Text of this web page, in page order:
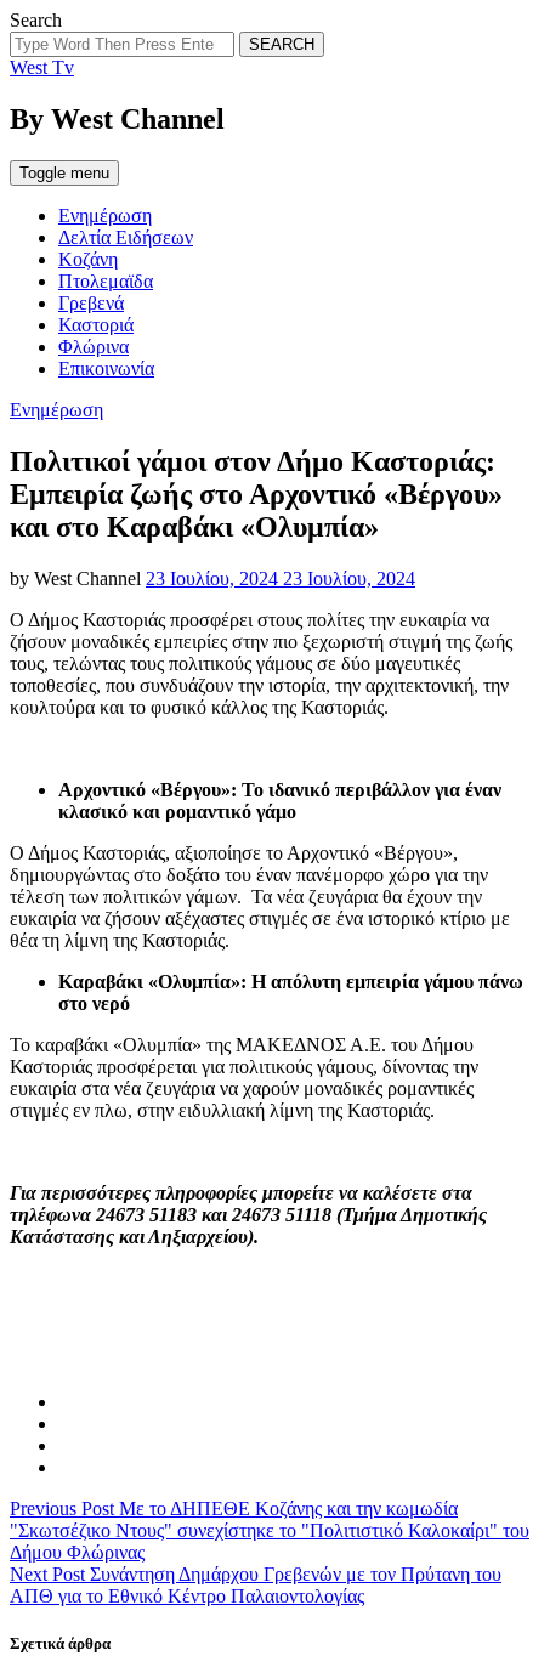
Search
SEARCH
West Tv
By West Channel
Toggle menu
Ενημέρωση
Δελτία Ειδήσεων
Κοζάνη
Πτολεμαϊδα
Γρεβενά
Καστοριά
Φλώρινα
Επικοινωνία
Categories
Ενημέρωση
Πολιτικοί γάμοι στον Δήμο Καστοριάς:
Εμπειρία ζωής στο Αρχοντικό «Βέργου»
και στο Καραβάκι «Ολυμπία»
by West Channel Posted
23 Ιουλίου, 2024 23 Ιουλίου, 2024
Ο Δήμος Καστοριάς προσφέρει στους πολίτες την ευκαιρία να
ζήσουν μοναδικές εμπειρίες στην πιο ξεχωριστή στιγμή της ζωής
τους, τελώντας τους πολιτικούς γάμους σε δύο μαγευτικές
τοποθεσίες, που συνδυάζουν την ιστορία, την αρχιτεκτονική, την
κουλτούρα και το φυσικό κάλλος της Καστοριάς.
Αρχοντικό «Βέργου»: Το ιδανικό περιβάλλον για έναν
κλασικό και ρομαντικό γάμο
Ο Δήμος Καστοριάς, αξιοποίησε το Αρχοντικό «Βέργου»,
δημιουργώντας στο δοξάτο του έναν πανέμορφο χώρο για την
τέλεση των πολιτικών γάμων. Τα νέα ζευγάρια θα έχουν την
ευκαιρία να ζήσουν αξέχαστες στιγμές σε ένα ιστορικό κτίριο με
θέα τη λίμνη της Καστοριάς.
Καραβάκι «Ολυμπία»: Η απόλυτη εμπειρία γάμου πάνω
στο νερό
Το καραβάκι «Ολυμπία» της ΜΑΚΕΔΝΟΣ Α.Ε. του Δήμου
Καστοριάς προσφέρεται για πολιτικούς γάμους, δίνοντας την
ευκαιρία στα νέα ζευγάρια να χαρούν μοναδικές ρομαντικές
στιγμές εν πλω, στην ειδυλλιακή λίμνη της Καστοριάς.
Για περισσότερες πληροφορίες μπορείτε να καλέσετε στα
τηλέφωνα 24673 51183 και 24673 51118 (Τμήμα Δημοτικής
Κατάστασης και Ληξιαρχείου).
Previous Post Με το ΔΗΠΕΘΕ Κοζάνης και την κωμωδία
"Σκωτσέζικο Ντους" συνεχίστηκε το "Πολιτιστικό Καλοκαίρι" του
Δήμου Φλώρινας
Next Post Συνάντηση Δημάρχου Γρεβενών με τον Πρύτανη του
ΑΠΘ για το Εθνικό Κέντρο Παλαιοντολογίας
Σχετικά άρθρα